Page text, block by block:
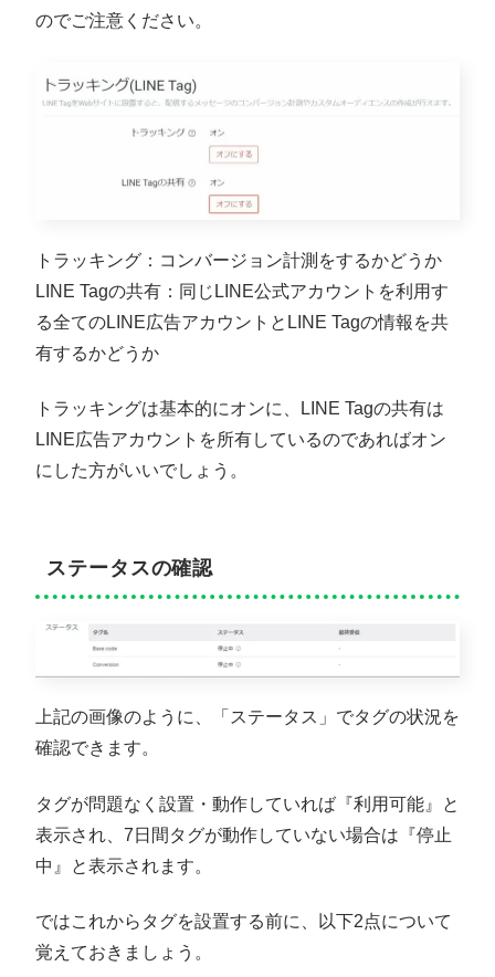
のでご注意ください。
トラッキング：コンバージョン計測をするかどうか
LINE Tagの共有：同じLINE公式アカウントを利用す
る全てのLINE広告アカウントとLINE Tagの情報を共
有するかどうか
トラッキングは基本的にオンに、LINE Tagの共有は
LINE広告アカウントを所有しているのであればオン
にした方がいいでしょう。
ステータスの確認
上記の画像のように、「ステータス」でタグの状況を
確認できます。
タグが問題なく設置・動作していれば『利用可能』と
表示され、7日間タグが動作していない場合は『停止
中』と表示されます。
ではこれからタグを設置する前に、以下2点について
覚えておきましょう。